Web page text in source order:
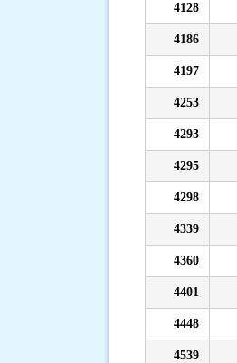
4128
4186
4197
4253
4293
4295
4298
4339
4360
4401
4448
4539